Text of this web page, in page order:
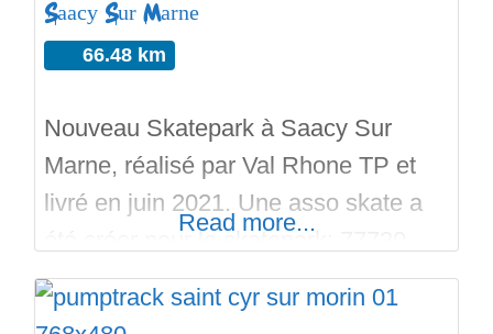
Saacy Sur Marne
66.48 km
Nouveau Skatepark à Saacy Sur
Marne, réalisé par Val Rhone TP et
livré en juin 2021. Une asso skate a
Skateboarding (lien dans les onglets
du site). Sets de marches, plans
Read more...